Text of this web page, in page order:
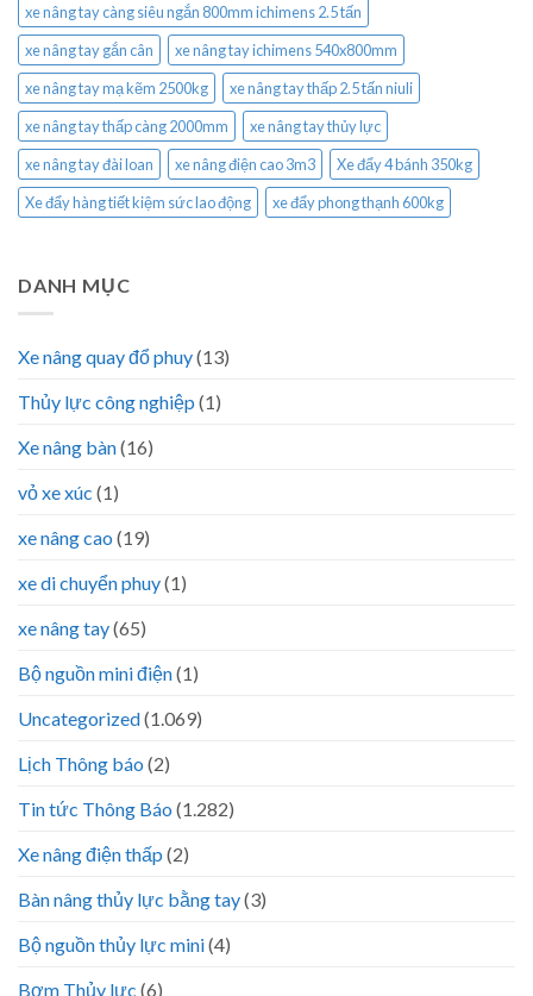
xe nâng tay càng siêu ngắn 800mm ichimens 2.5 tấn
xe nâng tay gắn cân
xe nâng tay ichimens 540x800mm
xe nâng tay mạ kẽm 2500kg
xe nâng tay thấp 2.5 tấn niuli
xe nâng tay thấp càng 2000mm
xe nâng tay thủy lực
xe nâng tay đài loan
xe nâng điện cao 3m3
Xe đẩy 4 bánh 350kg
Xe đẩy hàng tiết kiệm sức lao động
xe đẩy phong thạnh 600kg
DANH MỤC
Xe nâng quay đổ phuy(13)
Thủy lực công nghiệp (1)
Xe nâng bàn(16)
vỏ xe xúc (1)
xe nâng cao (19)
xe di chuyển phuy(1)
xe nâng tay(65)
Bộ nguồn mini điện(1)
Uncategorized(1.069)
Lịch Thông báo (2)
Tin tức Thông Báo (1.282)
Xe nâng điện thấp (2)
Bàn nâng thủy lực bằng tay(3)
Bộ nguồn thủy lực mini(4)
Bơm Thủy lực (6)